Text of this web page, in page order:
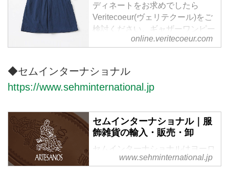
ディネートをお求めでしたら
Veritecoeur(ヴェリテクール)をご
検討ください。ギャザーワンピー
スやインナーワンピース、繊細な
上質な素材と洗練されたデザイン
で、大人の女性に寄り添うファッ
online.veritecoeur.com
◆セムインターナショナル
https://www.sehminternational.jp
セムインターナショナル｜服
飾雑貨の輸入・販売・卸
セムインターナショナルはヨーロ
ッパ、アメリカの服飾及び服雑貨
www.sehminternational.jp